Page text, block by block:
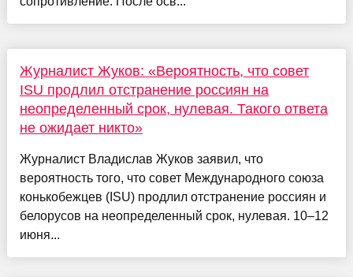
Журналист Жуков: «Вероятность, что совет
ISU продлил отстранение россиян на
неопределенный срок, нулевая. Такого ответа
не ожидает никто»
Журналист Владислав Жуков заявил, что
вероятность того, что совет Международного союза
конькобежцев (ISU) продлил отстранение россиян и
белорусов на неопределенный срок, нулевая. 10–12
июня...